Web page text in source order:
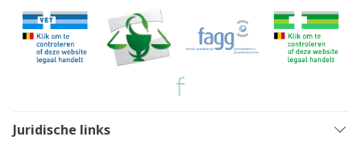
Juridische links